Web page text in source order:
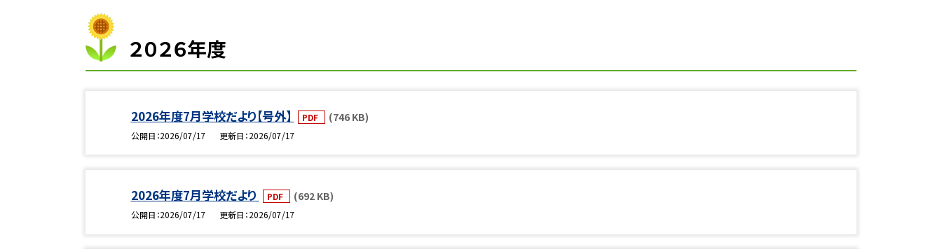
２０２６年度
2026年度7月学校だより【号外】 PDF (746 KB)
公開日 2026/07/17 更新日 2026/07/17
2026年度7月学校だより PDF (692 KB)
公開日 2026/07/17 更新日 2026/07/17